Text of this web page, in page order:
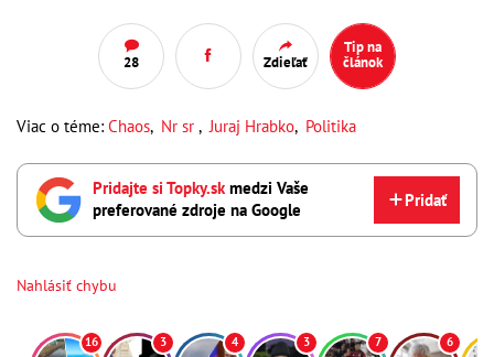
28 Zdieľať
Tip na
článok
Viac o téme: Chaos, Nr sr , Juraj Hrabko, Politika
Pridajte si Topky.skmedzi Vaše
preferované zdroje na Google
Pridať
Nahlásiť chybu
16 3 4 3 7 6